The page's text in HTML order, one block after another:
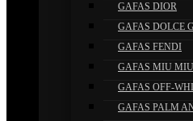
GAFAS DIOR
GAFAS DOLCE
GAFAS FENDI
GAFAS MIU MIU
GAFAS OFF-
GAFAS PALM